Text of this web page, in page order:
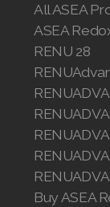
All ASEA
ASEA
RENU 28
Buy ASEA
Join ASEA New
Join ASEA
Join ASEA
Join ASEA
Join ASEA